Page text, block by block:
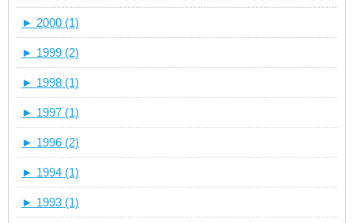
► 2000 (1)
► 1999 (2)
► 1998 (1)
► 1997 (1)
► 1996 (2)
► 1994 (1)
► 1993 (1)